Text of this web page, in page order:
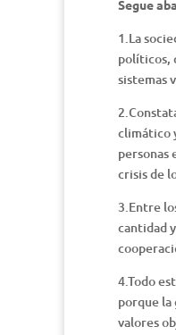
Segue
1.La
políticos,
sistemas
climático
personas
crisis de
3.Entre
cantidad
4.Todo
porque la
valores